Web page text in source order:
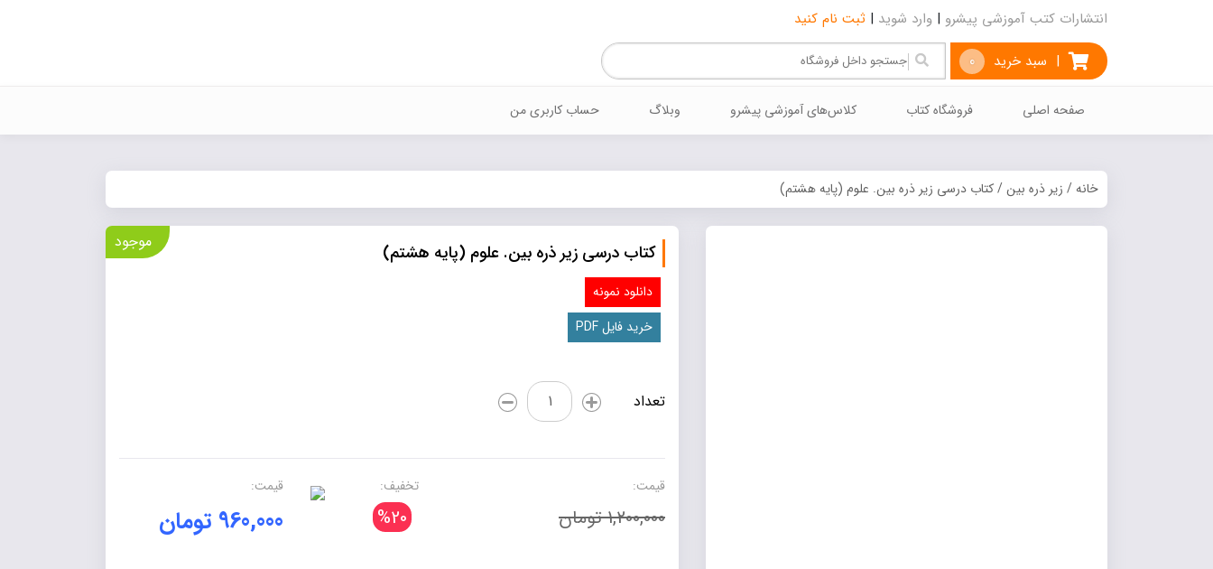
انتشارات کتب آموزشی پیشرو | وارد شوید | ثبت نام کنید
| سبد خرید 0
صفحه اصلی فروشگاه کتاب كلاس‌هاي آموزشي پيشرو وبلاگ حساب کاربری من
خانه/ زیر ذره بین/ کتاب درسی زیر ذره بین. علوم (پایه هشتم)
کتاب درسی زیر ذره بین. علوم (پایه هشتم) موجود
دانلود نمونه
خريد فايل PDF
تعداد
کتاب
درسی
ذره
(پایه
قیمت:
1,200,000 تومان
تخفیف:
%20
قیمت:
960,000 تومان